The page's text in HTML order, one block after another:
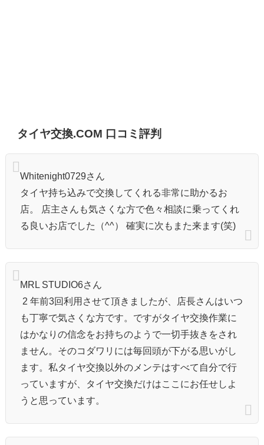
タイヤ交換.COM 口コミ評判
Whitenight0729さん
タイヤ持ち込みで交換してくれる非常に助かるお
店。 店主さんも気さくな方で色々相談に乗ってくれ
る良いお店でした（^^） 確実に次もまた来ます(笑)
MRL STUDIO6さん
2 年前3回利用させて頂きましたが、店長さんはいつ
も丁寧で気さくな方です。ですがタイヤ交換作業に
はかなりの信念をお持ちのようで一切手抜きをされ
ません。そのコダワリには毎回頭が下がる思いがし
ます。私タイヤ交換以外のメンテはすべて自分で行
っていますが、タイヤ交換だけはここにお任せしよ
うと思っています。